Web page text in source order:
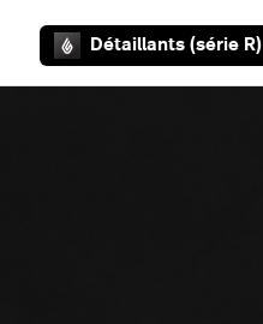
Détaillants (série R)